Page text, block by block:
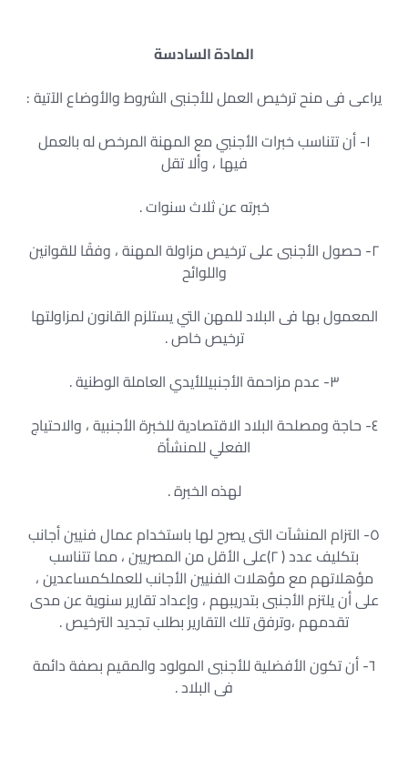
المادة السادسة
يراعى فى منح ترخيص العمل للأجنبى الشروط والأوضاع الآتية :
١- أن تتناسب خبرات الأجنبي مع المهنة المرخص له بالعمل
فيها ، وألا تقل
خبرته عن ثلاث سنوات .
٢- حصول الأجنبى على ترخيص مزاولة المهنة ، وفقًا للقوانين
واللوائح
المعمول بها فى البلاد للمهن التي يستلزم القانون لمزاولتها
ترخيص خاص .
٣- عدم مزاحمة الأجنبيللأيدي العاملة الوطنية .
٤- حاجة ومصلحة البلاد الاقتصادية للخبرة الأجنبية ، والاحتياج
الفعلي للمنشأة
لهذه الخبرة .
٥- التزام المنشآت التى يصرح لها باستخدام عمال فنيين أجانب
بتكليف عدد ( ٢)على الأقل من المصريين ، مما تتناسب
مؤهلاتهم مع مؤهلات الفنيين الأجانب للعملكمساعدين ،
على أن يلتزم الأجنبى بتدريبهم ، وإعداد تقارير سنوية عن مدى
تقدمهم ،وترفق تلك التقارير بطلب تجديد الترخيص .
٦- أن تكون الأفضلية للأجنبى المولود والمقيم بصفة دائمة
فى البلاد .